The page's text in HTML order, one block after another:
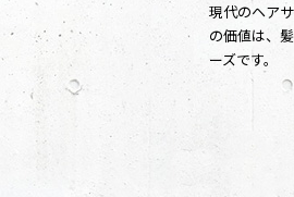
現代のヘア
の価値は、
ーズです。